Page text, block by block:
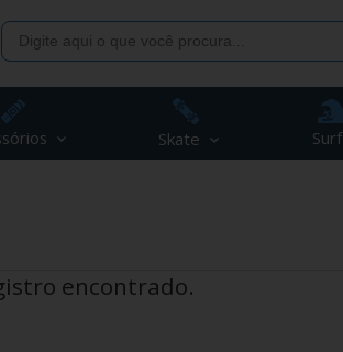
Skate Surf
encontrado.